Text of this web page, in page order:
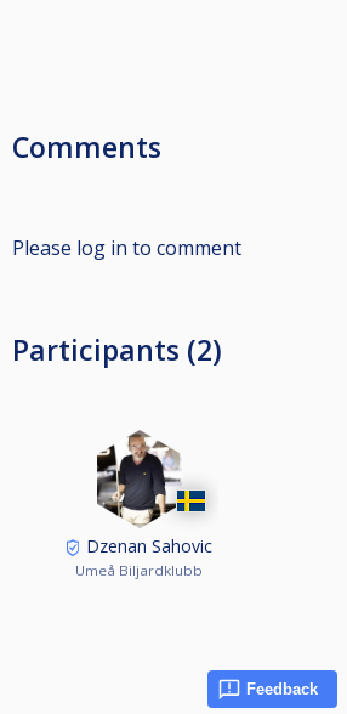
Comments
Please log in to comment
Participants (2)
Dzenan Sahovic
Umeå Biljardklubb
Feedback